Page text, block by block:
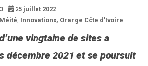
25 juillet 2022
, Innovations, Orange Côte d'Ivoire
vingtaine de sites a
décembre 2021 et se poursuit